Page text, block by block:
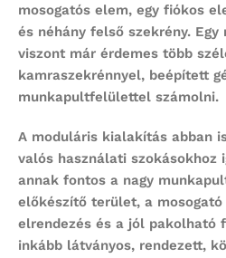
mosogatós elem, egy fiókos
és néhány felső szekrény. Egy
viszont már érdemes több
kamraszekrénnyel, beépített
munkapultfelülettel számolni.
A moduláris kialakítás abban
valós használati szokásokhoz
annak fontos a nagy
előkészítő terület, a
elrendezés és a jól pakolható
inkább látványos, rendezett,